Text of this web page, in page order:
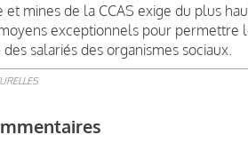
et mines de la CCAS exige du plus
exceptionnels pour permettre
salariés des organismes sociaux.